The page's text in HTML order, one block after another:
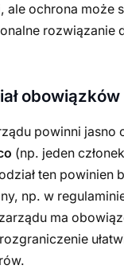
ale ochrona może
rozwiązanie
obowiązków
powinni jasno
(np. jeden
ten powinien
np. w
ma